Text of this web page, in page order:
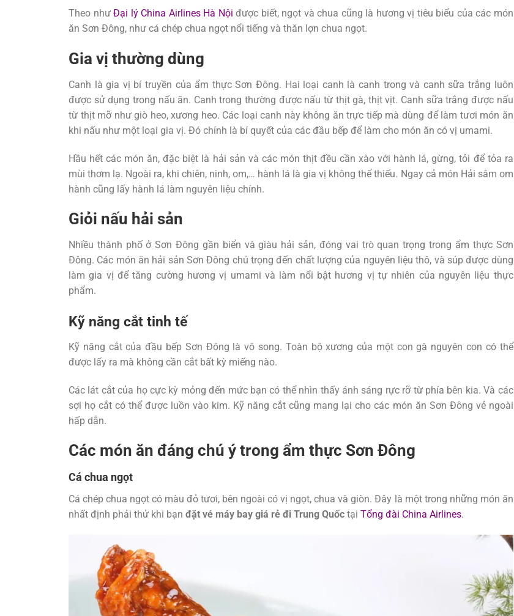
Theo nhưĐại lý China Airlines Hà Nội được biết, ngọt và chua cũng là hương vị tiêu biểu của các món
ăn Sơn Đông, như cá chép chua ngọt nổi tiếng và thăn lợn chua ngọt.
Gia vị thường dùng
Canh là gia vị bí truyền của ẩm thực Sơn Đông. Hai loại canh là canh trong và canh sữa trắng luôn
được sử dụng trong nấu ăn. Canh trong thường được nấu từ thịt gà, thịt vịt. Canh sữa trắng được nấu
từ thịt mỡ như giò heo, xương heo. Các loại canh này không ăn trực tiếp mà dùng để làm tươi món ăn
khi nấu như một loại gia vị. Đó chính là bí quyết của các đầu bếp để làm cho món ăn có vị umami.
Hầu hết các món ăn, đặc biệt là hải sản và các món thịt đều cần xào với hành lá, gừng, tỏi để tỏa ra
mùi thơm lạ. Ngoài ra, khi chiên, ninh, om,… hành lá là gia vị không thể thiếu. Ngay cả món Hải sâm om
hành cũng lấy hành lá làm nguyên liệu chính.
Giỏi nấu hải sản
Nhiều thành phố ở Sơn Đông gần biển và giàu hải sản, đóng vai trò quan trọng trong ẩm thực Sơn
Đông. Các món ăn hải sản Sơn Đông chú trọng đến chất lượng của nguyên liệu thô, và súp được dùng
làm gia vị để tăng cường hương vị umami và làm nổi bật hương vị tự nhiên của nguyên liệu thực
phẩm.
Kỹ năng cắt tinh tế
Kỹ năng cắt của đầu bếp Sơn Đông là vô song. Toàn bộ xương của một con gà nguyên con có thể
được lấy ra mà không cần cắt bất kỳ miếng nào.
Các lát cắt của họ cực kỳ mỏng đến mức bạn có thể nhìn thấy ánh sáng rực rỡ từ phía bên kia. Và các
sợi họ cắt có thể được luồn vào kim. Kỹ năng cắt cũng mang lại cho các món ăn Sơn Đông vẻ ngoài
hấp dẫn.
Các món ăn đáng chú ý trong ẩm thực Sơn Đông
Cá chua ngọt
Cá chép chua ngọt có màu đỏ tươi, bên ngoài có vị ngọt, chua và giòn. Đây là một trong những món ăn
nhất định phải thử khi bạn đặt vé máy bay giá rẻ đi Trung Quốc tại Tổng đài China Airlines.